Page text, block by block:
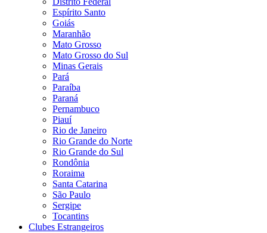
Espírito Santo
Goiás
Maranhão
Mato Grosso
Mato Grosso do Sul
Minas Gerais
Pará
Paraíba
Paraná
Pernambuco
Piauí
Rio de Janeiro
Rio Grande do Norte
Rio Grande do Sul
Rondônia
Roraima
Santa Catarina
São Paulo
Sergipe
Tocantins
Clubes Estrangeiros